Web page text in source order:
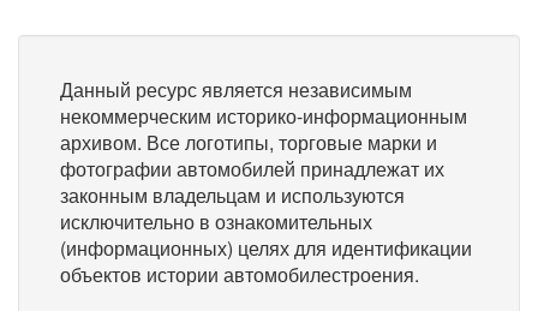
Данный ресурс является независимым
некоммерческим историко-информационным
архивом. Все логотипы, торговые марки и
фотографии автомобилей принадлежат их
законным владельцам и используются
исключительно в ознакомительных
(информационных) целях для идентификации
объектов истории автомобилестроения.